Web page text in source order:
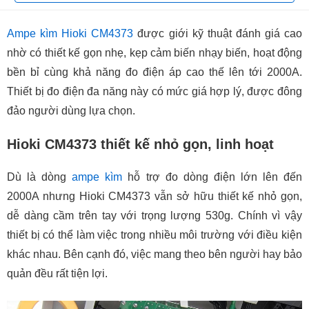
Ampe kìm Hioki CM4373 được giới kỹ thuật đánh giá cao
nhờ có thiết kế gọn nhẹ, kẹp cảm biến nhạy biến, hoạt động
bền bỉ cùng khả năng đo điện áp cao thế lên tới 2000A.
Thiết bị đo điện đa năng này có mức giá hợp lý, được đông
đảo người dùng lựa chọn.
Hioki CM4373 thiết kế nhỏ gọn, linh hoạt
Dù là dòngampe kìm hỗ trợ đo dòng điện lớn lên đến
2000A nhưng Hioki CM4373 vẫn sở hữu thiết kế nhỏ gọn,
dễ dàng cầm trên tay với trọng lượng 530g. Chính vì vậy
thiết bị có thể làm việc trong nhiều môi trường với điều kiện
khác nhau. Bên cạnh đó, việc mang theo bên người hay bảo
quản đều rất tiện lợi.